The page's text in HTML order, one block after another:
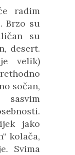
radim
Brzo su
su
desert.
velik)
sočan,
jako
kolača,
Svima